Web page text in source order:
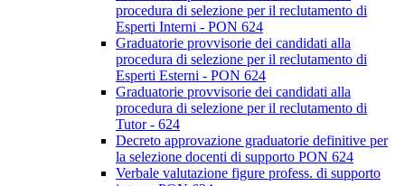
procedura di selezione per il reclutamento di
Esperti Interni - PON 624
Graduatorie provvisorie dei candidati alla
procedura di selezione per il reclutamento di
Esperti Esterni - PON 624
Graduatorie provvisorie dei candidati alla
procedura di selezione per il reclutamento di
Tutor - 624
Decreto approvazione graduatorie definitive per
la selezione docenti di supporto PON 624
Verbale valutazione figure profess. di supporto